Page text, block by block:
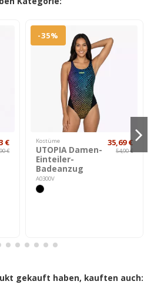
€
€
-35%
Kostüme
UTOPIA Damen-
Einteiler-
Badeanzug
A0300V
35,69 €
54,90 €
gekauft haben, kauften auch: